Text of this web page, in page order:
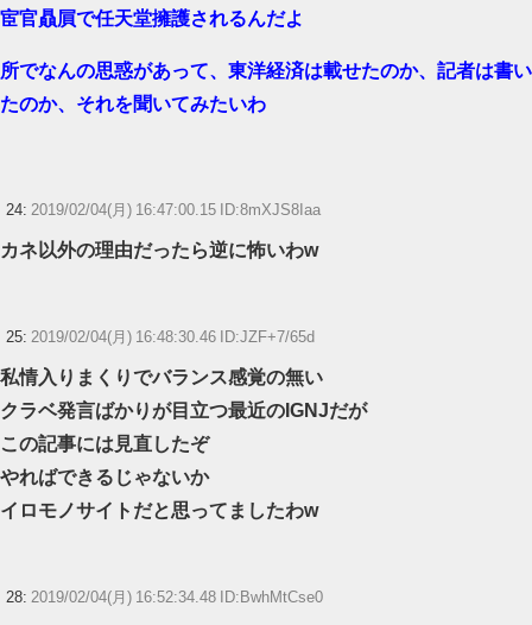
宦官贔屓で任天堂擁護されるんだよ
所でなんの思惑があって、東洋経済は載せたのか、記者は書い
たのか、それを聞いてみたいわ
24: 2019/02/04(月) 16:47:00.15 ID:8mXJS8Iaa
カネ以外の理由だったら逆に怖いわw
25: 2019/02/04(月) 16:48:30.46 ID:JZF+7/65d
私情入りまくりでバランス感覚の無い
クラベ発言ばかりが目立つ最近のIGNJだが
この記事には見直したぞ
やればできるじゃないか
イロモノサイトだと思ってましたわw
28: 2019/02/04(月) 16:52:34.48 ID:BwhMtCse0